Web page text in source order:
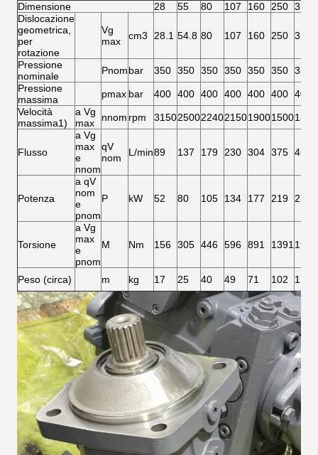
Dimensione
28 55 80 107 160 250 355
Dislocazione
geometrica,
per
rotazione
Vg
max
cm3 28.1 54.8 80 107 160 250 355
Pressione
nominale
Pnombar 350 350 350 350 350 350 350
Pressione
massima
pmax bar 400 400 400 400 400 400 400
Velocità
massima1)
a Vg
max
nnom rpm 3150250022402150190015001320
Flusso
a Vg
max
e
nnom
qV
nom
L/min89 137 179 230 304 375 469
Potenza
a qV
nom
e
pnom
P kW 52 80 105 134 177 219 273
Torsione
a Vg
max
e
pnom
M Nm 156 305 446 596 891 1391 1978
Peso (circa) m kg 17 25 40 49 71 102 173